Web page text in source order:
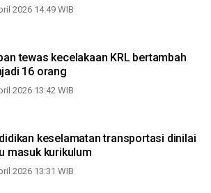
2026 14:49 WIB
tewas kecelakaan KRL bertambah
16 orang
2026 13:42 WIB
keselamatan transportasi dinilai
masuk kurikulum
2026 13:31 WIB